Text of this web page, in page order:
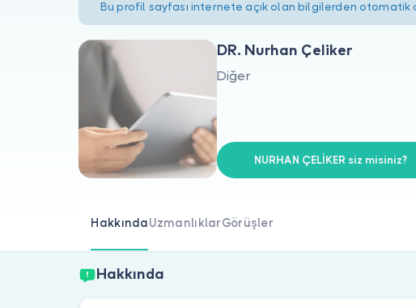
Bu profil sayfası internete açık olan bilgilerden otomatik
DR. Nurhan Çeliker
Diğer
NURHAN ÇELİKER siz misiniz?
HakkındaUzmanlıklarGörüşler
Hakkında